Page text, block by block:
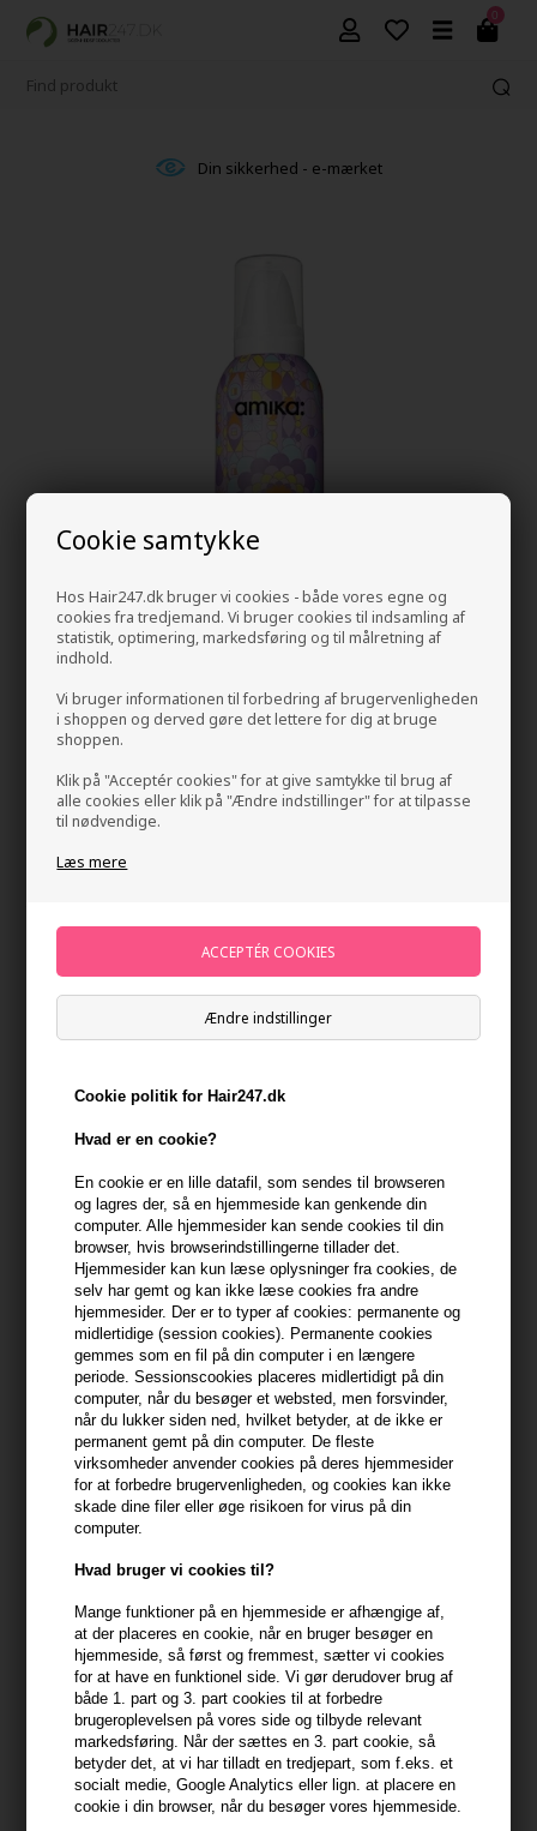
Cookie samtykke
Hos Hair247.dk bruger vi cookies - både vores egne og
cookies fra tredjemand. Vi bruger cookies til indsamling af
statistik, optimering, markedsføring og til målretning af
indhold.
Vi bruger informationen til forbedring af brugervenligheden
i shoppen og derved gøre det lettere for dig at bruge
shoppen.
Klik på "Acceptér cookies" for at give samtykke til brug af
alle cookies eller klik på "Ændre indstillinger" for at tilpasse
til nødvendige.
Læs mere
Ændre indstillinger
Cookie politik for Hair247.dk
Hvad er en cookie?
En cookie er en lille datafil, som sendes til browseren
og lagres der, så en hjemmeside kan genkende din
computer. Alle hjemmesider kan sende cookies til din
browser, hvis browserindstillingerne tillader det.
Hjemmesider kan kun læse oplysninger fra cookies, de
selv har gemt og kan ikke læse cookies fra andre
hjemmesider. Der er to typer af cookies: permanente og
midlertidige (session cookies). Permanente cookies
gemmes som en fil på din computer i en længere
periode. Sessionscookies placeres midlertidigt på din
computer, når du besøger et websted, men forsvinder,
når du lukker siden ned, hvilket betyder, at de ikke er
permanent gemt på din computer. De fleste
virksomheder anvender cookies på deres hjemmesider
for at forbedre brugervenligheden, og cookies kan ikke
skade dine filer eller øge risikoen for virus på din
computer.
Hvad bruger vi cookies til?
Mange funktioner på en hjemmeside er afhængige af,
at der placeres en cookie, når en bruger besøger en
hjemmeside, så først og fremmest, sætter vi cookies
for at have en funktionel side. Vi gør derudover brug af
både 1. part og 3. part cookies til at forbedre
brugeroplevelsen på vores side og tilbyde relevant
markedsføring. Når der sættes en 3. part cookie, så
betyder det, at vi har tilladt en tredjepart, som f.eks. et
socialt medie, Google Analytics eller lign. at placere en
cookie i din browser, når du besøger vores hjemmeside.
0
Din sikkerhed - e-mærket
Amika Plus Size Perfect Body Mousse 250 ml
Mærker»Amika Brand:
168,00
- Leveringstid 1-2 dage
min konto
Beskrivelse Anmeldelser Fabrikant
Amika Plus Size Perfect Body Mousse er en volumengivende
hårskum, der giver volumen og et mere fyldigt hår samtidig med et
fleksibelt hold.
Amika Plus Size Perfect Body Mousse egenskaber
Denne hårskum giver volumen og gør håret mere fyldigt.
Moussen indeholder blandt andet Copolymer, der giver et
langvarigt og bevægeligt hold, samtidig med at håret beskyttes
mod luftfugtighed.
Amika Plus Size Perfect Body Mousse er vegansk og fri for
parabener, sulfater, phtalater, gluten, olie, petrokemikalier og
kunstig farve.
Sådan bruger du Amika Plus Size Perfect Body Mousse
- Ryst grundigt inden brug
- Tryk en passende mængde skum ud i håndfladerne
- Arbejd ind i fugtigt hår fra rod til spids
- Føntør håret for maksimal effekt